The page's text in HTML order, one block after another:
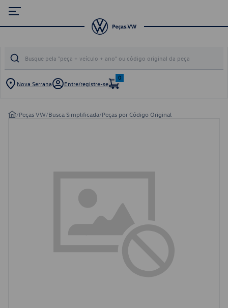
Nova Serrana Entre/registre-se
0
/Peças VW/Busca Simplificada/Peças por Código Original